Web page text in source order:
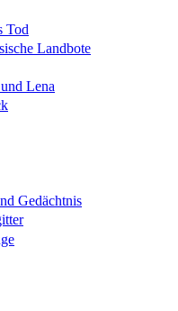
Tod
Landbote
Lena
Gedächtnis